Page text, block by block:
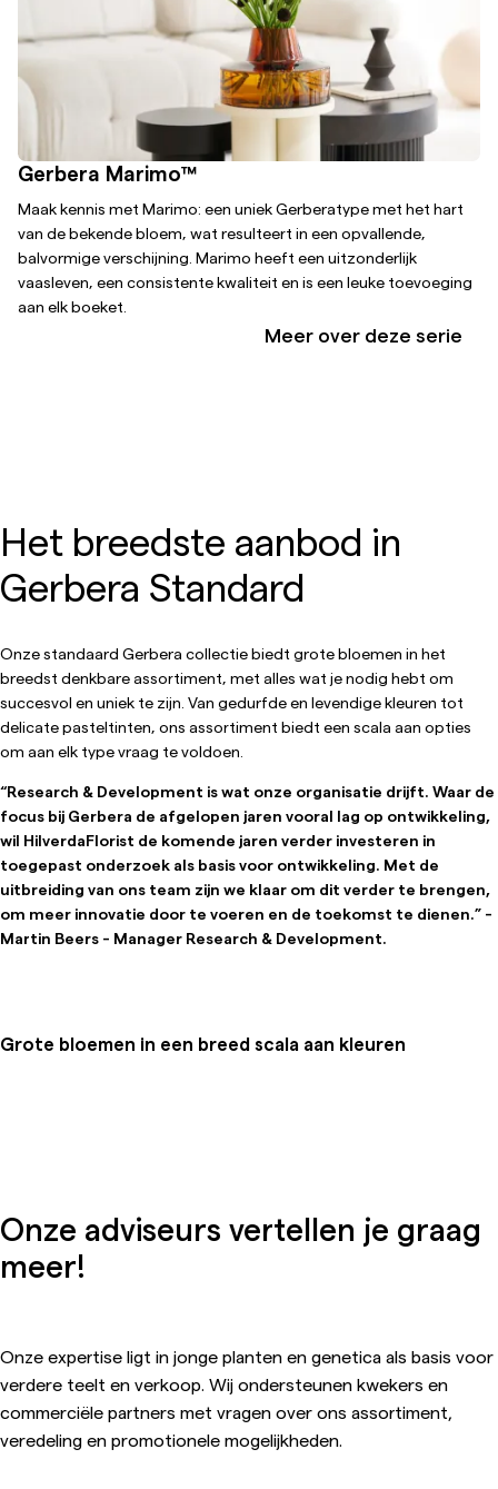
Gerbera Marimo™
Maak kennis met Marimo: een uniek Gerberatype met het hart
van de bekende bloem, wat resulteert in een opvallende,
balvormige verschijning. Marimo heeft een uitzonderlijk
vaasleven, een consistente kwaliteit en is een leuke toevoeging
aan elk boeket.
Meer over deze serie
Het breedste aanbod in
Gerbera Standard
Onze standaard Gerbera collectie biedt grote bloemen in het
breedst denkbare assortiment, met alles wat je nodig hebt om
succesvol en uniek te zijn. Van gedurfde en levendige kleuren tot
delicate pasteltinten, ons assortiment biedt een scala aan opties
om aan elk type vraag te voldoen.
“Research & Development is wat onze organisatie drijft. Waar de
focus bij Gerbera de afgelopen jaren vooral lag op ontwikkeling,
wil HilverdaFlorist de komende jaren verder investeren in
toegepast onderzoek als basis voor ontwikkeling. Met de
uitbreiding van ons team zijn we klaar om dit verder te brengen,
om meer innovatie door te voeren en de toekomst te dienen.” -
Martin Beers - Manager Research & Development.
Grote bloemen in een breed scala aan kleuren
Onze adviseurs vertellen je graag
meer!
Onze expertise ligt in jonge planten en genetica als basis voor
verdere teelt en verkoop. Wij ondersteunen kwekers en
commerciële partners met vragen over ons assortiment,
veredeling en promotionele mogelijkheden.